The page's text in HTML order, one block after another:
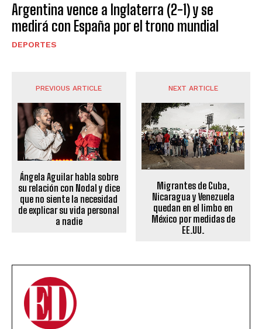
Argentina vence a Inglaterra (2-1) y se
medirá con España por el trono mundial
DEPORTES
PREVIOUS ARTICLE
Ángela Aguilar habla sobre
su relación con Nodal y dice
que no siente la necesidad
de explicar su vida personal
a nadie
NEXT ARTICLE
Migrantes de Cuba,
Nicaragua y Venezuela
quedan en el limbo en
México por medidas de
EE.UU.